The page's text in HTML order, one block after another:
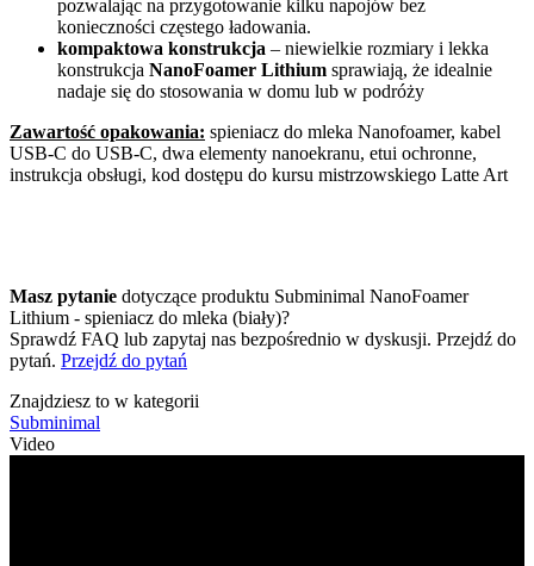
pozwalając na przygotowanie kilku napojów bez
konieczności częstego ładowania.
kompaktowa konstrukcja – niewielkie rozmiary i lekka
konstrukcja NanoFoamer Lithium sprawiają, że idealnie
nadaje się do stosowania w domu lub w podróży
Zawartość opakowania: spieniacz do mleka Nanofoamer, kabel
USB-C do USB-C, dwa elementy nanoekranu, etui ochronne,
instrukcja obsługi, kod dostępu do kursu mistrzowskiego Latte Art
Masz pytanie dotyczące produktu Subminimal NanoFoamer
Lithium - spieniacz do mleka (biały)?
Sprawdź FAQ lub zapytaj nas bezpośrednio w dyskusji. Przejdź do
pytań. Przejdź do pytań
Znajdziesz to w kategorii
Subminimal
Video